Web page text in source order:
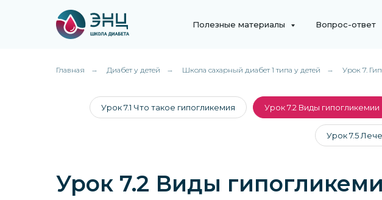
Полезные материалы Вопрос-ответ
Главная → Диабет у детей → Школа сахарный диабет 1 типа у детей → Урок 7.
Урок 7.1 Что такое гипогликемия Урок 7.2 Виды гипогликемии
Урок 7.5
Урок 7.2 Виды